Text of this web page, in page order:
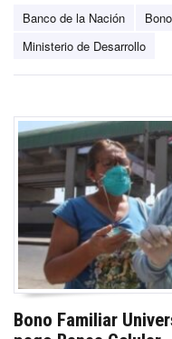
Banco de la Nación
Ministerio de Desarrollo
Bono Familiar